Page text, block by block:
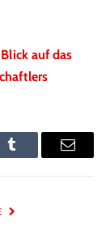
auf das
Tumblr Email